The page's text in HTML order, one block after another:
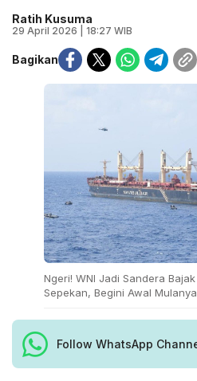
Ratih Kusuma
29 April 2026 | 18:27 WIB
Bagikan
Ngeri! WNI Jadi Sandera
Sepekan, Begini Awal
Follow WhatsApp